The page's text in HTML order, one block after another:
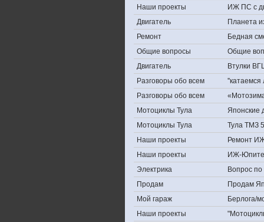
Наши проекты
ИЖ ПС с
Двигатель
Планета
Ремонт
Бедная
Общие вопросы
Общие
Двигатель
Втулки
Разговоры обо всем
Разговоры обо всем
Мотоциклы Тула
Японские
Мотоциклы Тула
Тула ТМЗ
Наши проекты
Ремонт
Наши проекты
ИЖ-
Электрика
Вопрос по
Продам
Продам
Мой гараж
Берлога/
Наши проекты